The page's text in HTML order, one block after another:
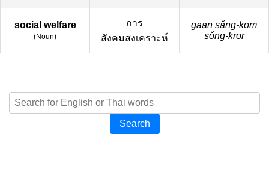
social welfare
(Noun)
การ
สังคมสงเคราะห์
gaan sǎng-kom
sǒng-kror
Search